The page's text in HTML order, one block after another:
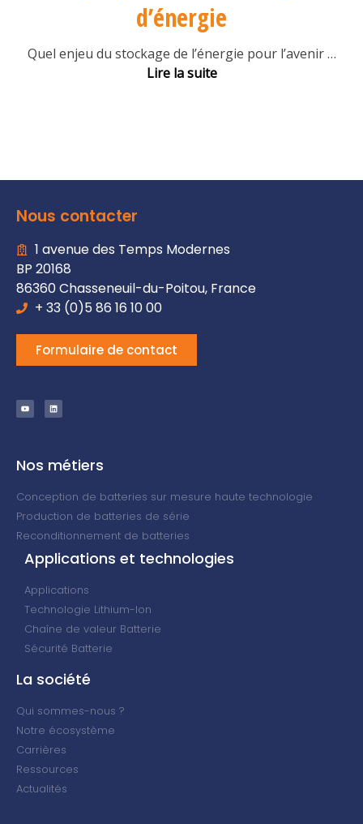
d’énergie
Quel enjeu du stockage de l’énergie pour l’avenir…
Lire la suite
Nous contacter
1 avenue des Temps Modernes
BP 20168
86360 Chasseneuil-du-Poitou, France
+ 33 (0)5 86 16 10 00
Formulaire de contact
Nos métiers
Conception de batteries sur mesure haute technologie
Production de batteries de série
Reconditionnement de batteries
Applications et technologies
Applications
Technologie Lithium-Ion
Chaîne de valeur Batterie
Sécurité Batterie
La société
Qui sommes-nous ?
Notre écosystème
Carrières
Ressources
Actualités